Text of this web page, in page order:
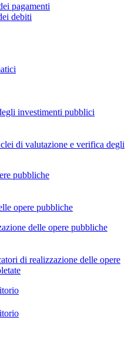
pagamenti
debiti
investimenti pubblici
di valutazione e verifica degli
pubbliche
opere pubbliche
delle opere pubbliche
di realizzazione delle opere